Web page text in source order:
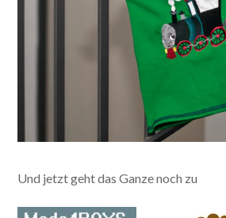
Und jetzt geht das Ganze noch zu